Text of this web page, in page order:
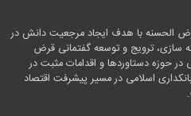
الحسنه با هدف ایجاد مرجعیت دانش در
ترویج و توسعه گفتمانی قرض
حوزه دستاوردها و اقدامات مثبت در
اسلامی در مسیر پیشرفت اقتصاد